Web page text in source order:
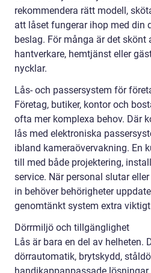
rekommendera rätt modell,
att låset fungerar ihop med din
beslag. För många är det
hantverkare, hemtjänst eller
nycklar.
Lås- och passersystem för
Företag, butiker, kontor och
ofta mer komplexa behov. Där
lås med elektroniska
ibland kameraövervakning. En
till med både projektering,
service. När personal slutar
in behöver behörigheter
genomtänkt system extra
Dörrmiljö och tillgänglighet
Lås är bara en del av helheten.
dörrautomatik, brytskydd,